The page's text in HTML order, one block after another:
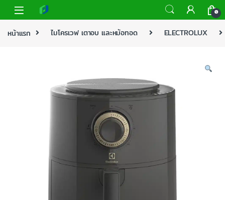
0
หน้าแรก ไมโครเวฟ เตาอบ และหม้อทอด ELECTROLUX